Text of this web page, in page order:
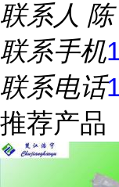
联系人 陈
联系手机
联系电话
推荐产品